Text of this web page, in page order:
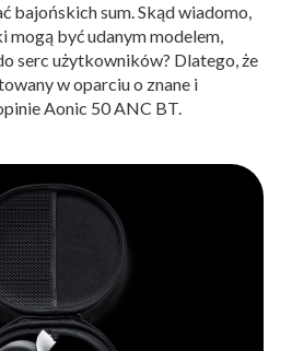
bajońskich sum. Skąd wiadomo,
mogą być udanym modelem,
serc użytkowników? Dlatego, że
w oparciu o znane i
Aonic 50 ANC BT.